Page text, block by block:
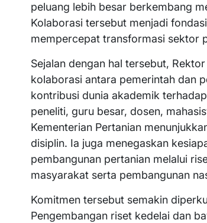
peluang lebih besar berkembang
Kolaborasi tersebut menjadi
mempercepat transformasi sektor
Sejalan dengan hal tersebut,
kolaborasi antara pemerintah dan
kontribusi dunia akademik
peneliti, guru besar, dosen,
Kementerian Pertanian
disiplin. Ia juga menegaskan
pembangunan pertanian melalui
masyarakat serta pembangunan
Komitmen tersebut semakin
Pengembangan riset kedelai dan